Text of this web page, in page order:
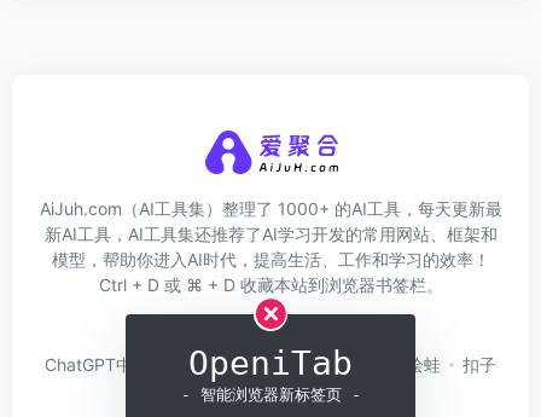
AiJuh.com（AI工具集）整理了 1000+ 的AI工具，每天更新最
新AI工具，AI工具集还推荐了AI学习开发的常用网站、框架和
模型，帮助你进入AI时代，提高生活、工作和学习的效率！
Ctrl + D 或 ⌘ + D 收藏本站到浏览器书签栏。
ChatGPT中文版
问小白 硅基流动 Trae 绘蛙
扣子
Coze
白日梦AI
OpeniTab
- 智能浏览器新标签页 -